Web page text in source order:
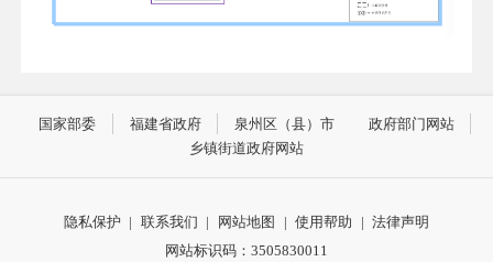
国家部委 福建省政府 泉州区（县）市
政府部门网站
乡镇街道政府网站
隐私保护 | 联系我们 | 网站地图 | 使用帮助 | 法律声明
网站标识码：3505830011